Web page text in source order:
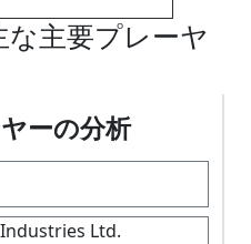
主要プレーヤ
ーの分析
Ltd.